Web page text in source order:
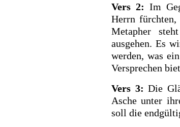
Vers 2: Im
Herrn fürchten,
Metapher
ausgehen. Es
werden, was
Versprechen
Vers 3: Die
Asche unter
soll die